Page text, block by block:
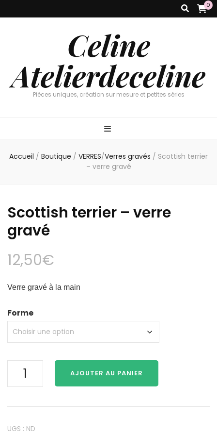
0
Celine
Atelierdeceline
Pièces uniques, création sur mesure et petites séries
Accueil / Boutique / VERRES/Verres gravés / Scottish terrier
– verre gravé
Scottish terrier – verre
gravé
12,50€
Verre gravé à la main
Forme
quantité
terrier
verre
AJOUTER AU PANIER
UGS : ND